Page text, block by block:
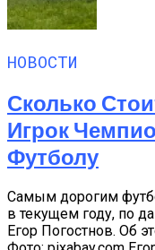
НОВОСТИ
Сколько
Игрок
Футболу
Самым дорогим
в текущем году, по
Егор Погостнов. Об